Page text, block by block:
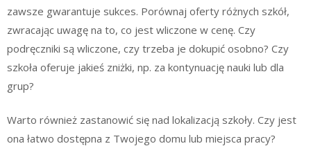
zawsze gwarantuje sukces. Porównaj oferty różnych szkół,
zwracając uwagę na to, co jest wliczone w cenę. Czy
podręczniki są wliczone, czy trzeba je dokupić osobno? Czy
szkoła oferuje jakieś zniżki, np. za kontynuację nauki lub dla
grup?
Warto również zastanowić się nad lokalizacją szkoły. Czy jest
ona łatwo dostępna z Twojego domu lub miejsca pracy?